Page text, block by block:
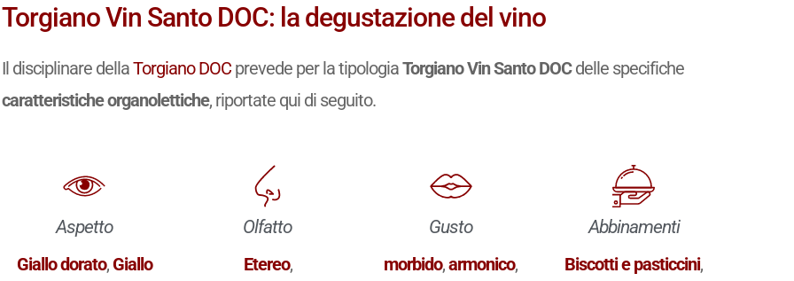
Torgiano Vin Santo DOC: la degustazione del vino
Il disciplinare dellaTorgiano DOC prevede per la tipologiaTorgiano Vin Santo DOCdelle specifiche
caratteristiche organolettiche, riportate qui di seguito.
Aspetto
Giallo dorato, Giallo
Olfatto
Etereo,
Gusto
morbido,armonico,
Abbinamenti
Biscotti e pasticcini,